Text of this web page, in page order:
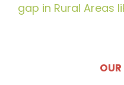
gap in Rural Areas